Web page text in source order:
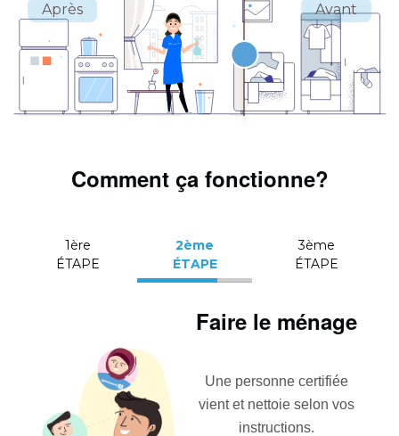
Comment ça fonctionne?
1ère
ÉTAPE
2ème
ÉTAPE
3ème
ÉTAPE
Faire le ménage
Une personne certifiée
vient et nettoie selon vos
instructions.